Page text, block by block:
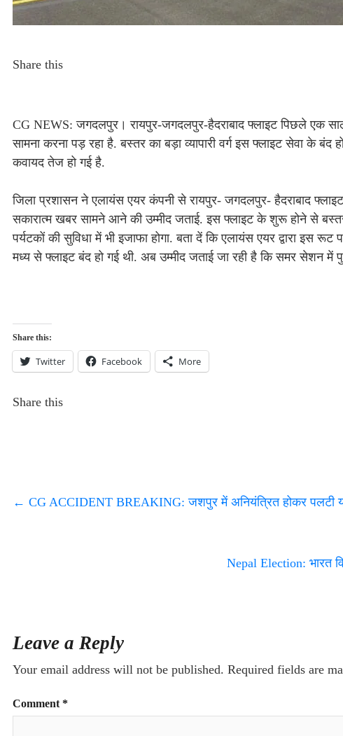
Share this
CG NEWS: जगदलपुर। रायपुर-जगदलपुर-हैदराबाद फ्लाइट पिछले एक
सामना करना पड़ रहा है. बस्तर का बड़ा व्यापारी वर्ग इस फ्लाइट सेवा के
कवायद तेज हो गई है.
जिला प्रशासन ने एलायंस एयर कंपनी से रायपुर- जगदलपुर- हैदराबाद
सकारात्म खबर सामने आने की उम्मीद जताई. इस फ्लाइट के शुरू होने से
पर्यटकों की सुविधा में भी इजाफा होगा. बता दें कि एलायंस एयर द्वारा
मध्य से फ्लाइट बंद हो गई थी. अब उम्मीद जताई जा रही है कि समर सेशन में
Share this:
Twitter Facebook More
Share this
← CG ACCIDENT BREAKING: जशपुर में अनियंत्रित होकर पलटी
Nepal Election: भारत
Leave a Reply
Your email address will not be published. Required fields are
Comment *